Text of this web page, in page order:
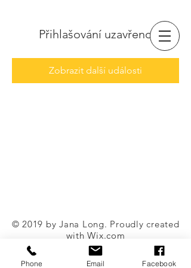
Přihlašování uzavřeno
Zobrazit další události
© 2019 by Jana Long. Proudly created
withWix.com
Phone Email Facebook